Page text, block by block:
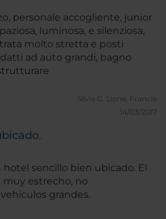
personale accogliente, junior
luminosa, e silenziosa,
molto stretta e posti
ad auto grandi, bagno
Silvia G. Lione, Francia
14/03/2017
sencillo bien ubicado. El
muy estrecho, no
grandes.